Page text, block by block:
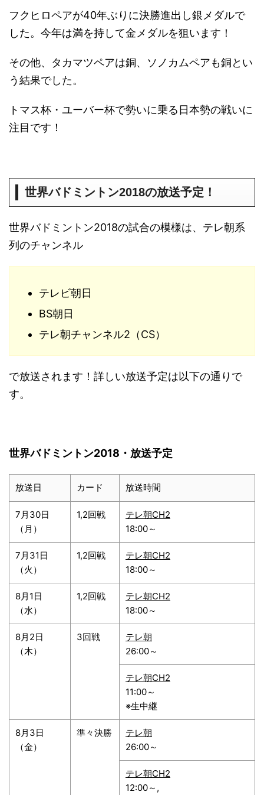
フクヒロペアが40年ぶりに決勝進出し銀メダルで
した。今年は満を持して金メダルを狙います！
その他、タカマツペアは銅、ソノカムペアも銅とい
う結果でした。
トマス杯・ユーバー杯で勢いに乗る日本勢の戦いに
注目です！
世界バドミントン2018の放送予定！
世界バドミントン2018の試合の模様は、テレ朝系
列のチャンネル
テレビ朝日
BS朝日
テレ朝チャンネル2（CS）
で放送されます！詳しい放送予定は以下の通りで
す。
世界バドミントン2018・放送予定
放送日 カード 放送時間
7月30日
（月）
1,2回戦
テレ朝CH2
18:00～
7月31日
（火）
1,2回戦
テレ朝CH2
18:00～
8月1日
（水）
1,2回戦
テレ朝CH2
18:00～
8月2日
（木）
3回戦
テレ朝
26:00～
テレ朝CH2
11:00～
※生中継
8月3日
（金）
準々決勝
テレ朝
26:00～
テレ朝CH2
12:00～,